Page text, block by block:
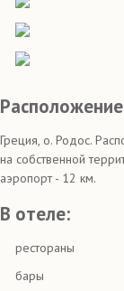
Греция, о. Родос.
на собственной
аэропорт - 12 км.
В отеле:
рестораны
бары